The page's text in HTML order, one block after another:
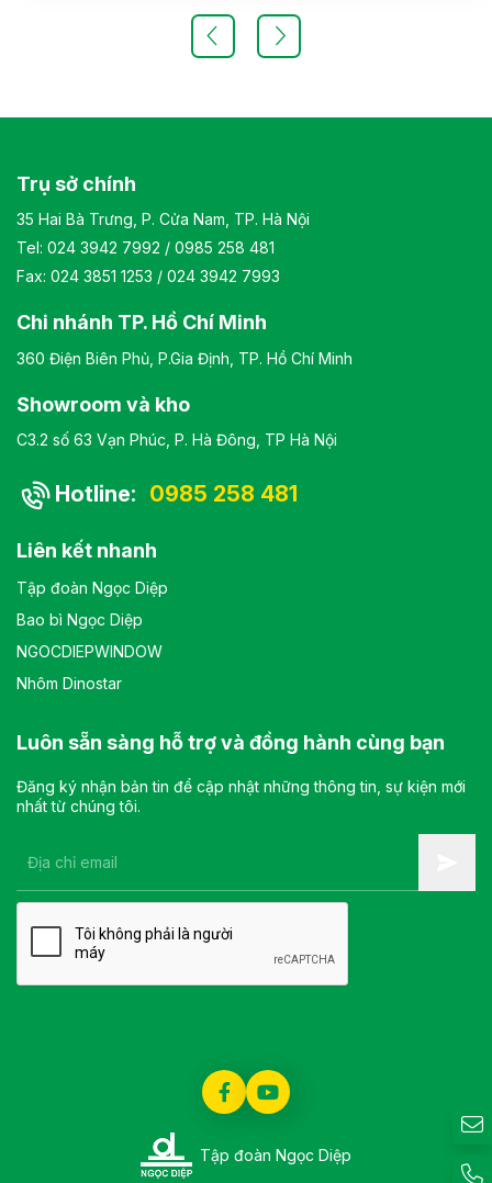
bảo tính bền vững và thẩm mỹ.( Sản phẩm nhập khẩu )
Màu sắc: Tùy chọn Chất liệu: Ghế lãnh đạo cao cấp có
Trụ sở chính
35 Hai Bà Trưng, P. Cửa Nam, TP. Hà Nội
Tel: 024 3942 7992 / 0985 258 481
Fax: 024 3851 1253 / 024 3942 7993
Chi nhánh TP. Hồ Chí Minh
360 Điện Biên Phủ, P.Gia Định, TP. Hồ Chí Minh
Showroom và kho
C3.2 số 63 Vạn Phúc, P. Hà Đông, TP Hà Nội
Hotline: 0985 258 481
Liên kết nhanh
Tập đoàn Ngọc Diệp
Bao bì Ngọc Diệp
NGOCDIEPWINDOW
Nhôm Dinostar
Luôn sẵn sàng hỗ trợ và đồng hành cùng bạn
Đăng ký nhận bản tin để cập nhật những thông tin, sự kiện mới
nhất từ chúng tôi.
Tập đoàn Ngọc Diệp